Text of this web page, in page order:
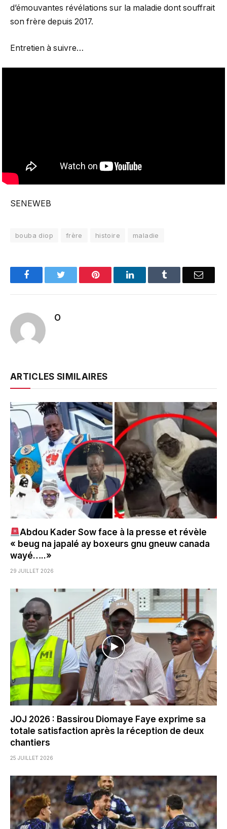
d’émouvantes révélations sur la maladie dont souffrait
son frère depuis 2017.
Entretien à suivre…
SENEWEB
bouba diop frère histoire maladie
FacebookTwitter Pinterest LinkedInTumblr Email
O
ARTICLES SIMILAIRES
Abdou Kader Sow face à la presse et révèle
« beug na japalé ay boxeurs gnu gneuw canada
wayé…..»
29 JUILLET 2026
JOJ 2026 : Bassirou Diomaye Faye exprime sa
totale satisfaction après la réception de deux
chantiers
25 JUILLET 2026